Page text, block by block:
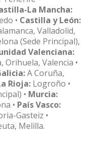
La Mancha:
• Castilla y León:
Valladolid,
(Sede Principal),
Valenciana:
Orihuela, Valencia •
A Coruña,
Rioja: Logroño •
• Murcia:
• País Vasco:
Gasteiz •
Melilla.